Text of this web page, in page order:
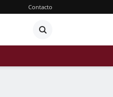
Contacto